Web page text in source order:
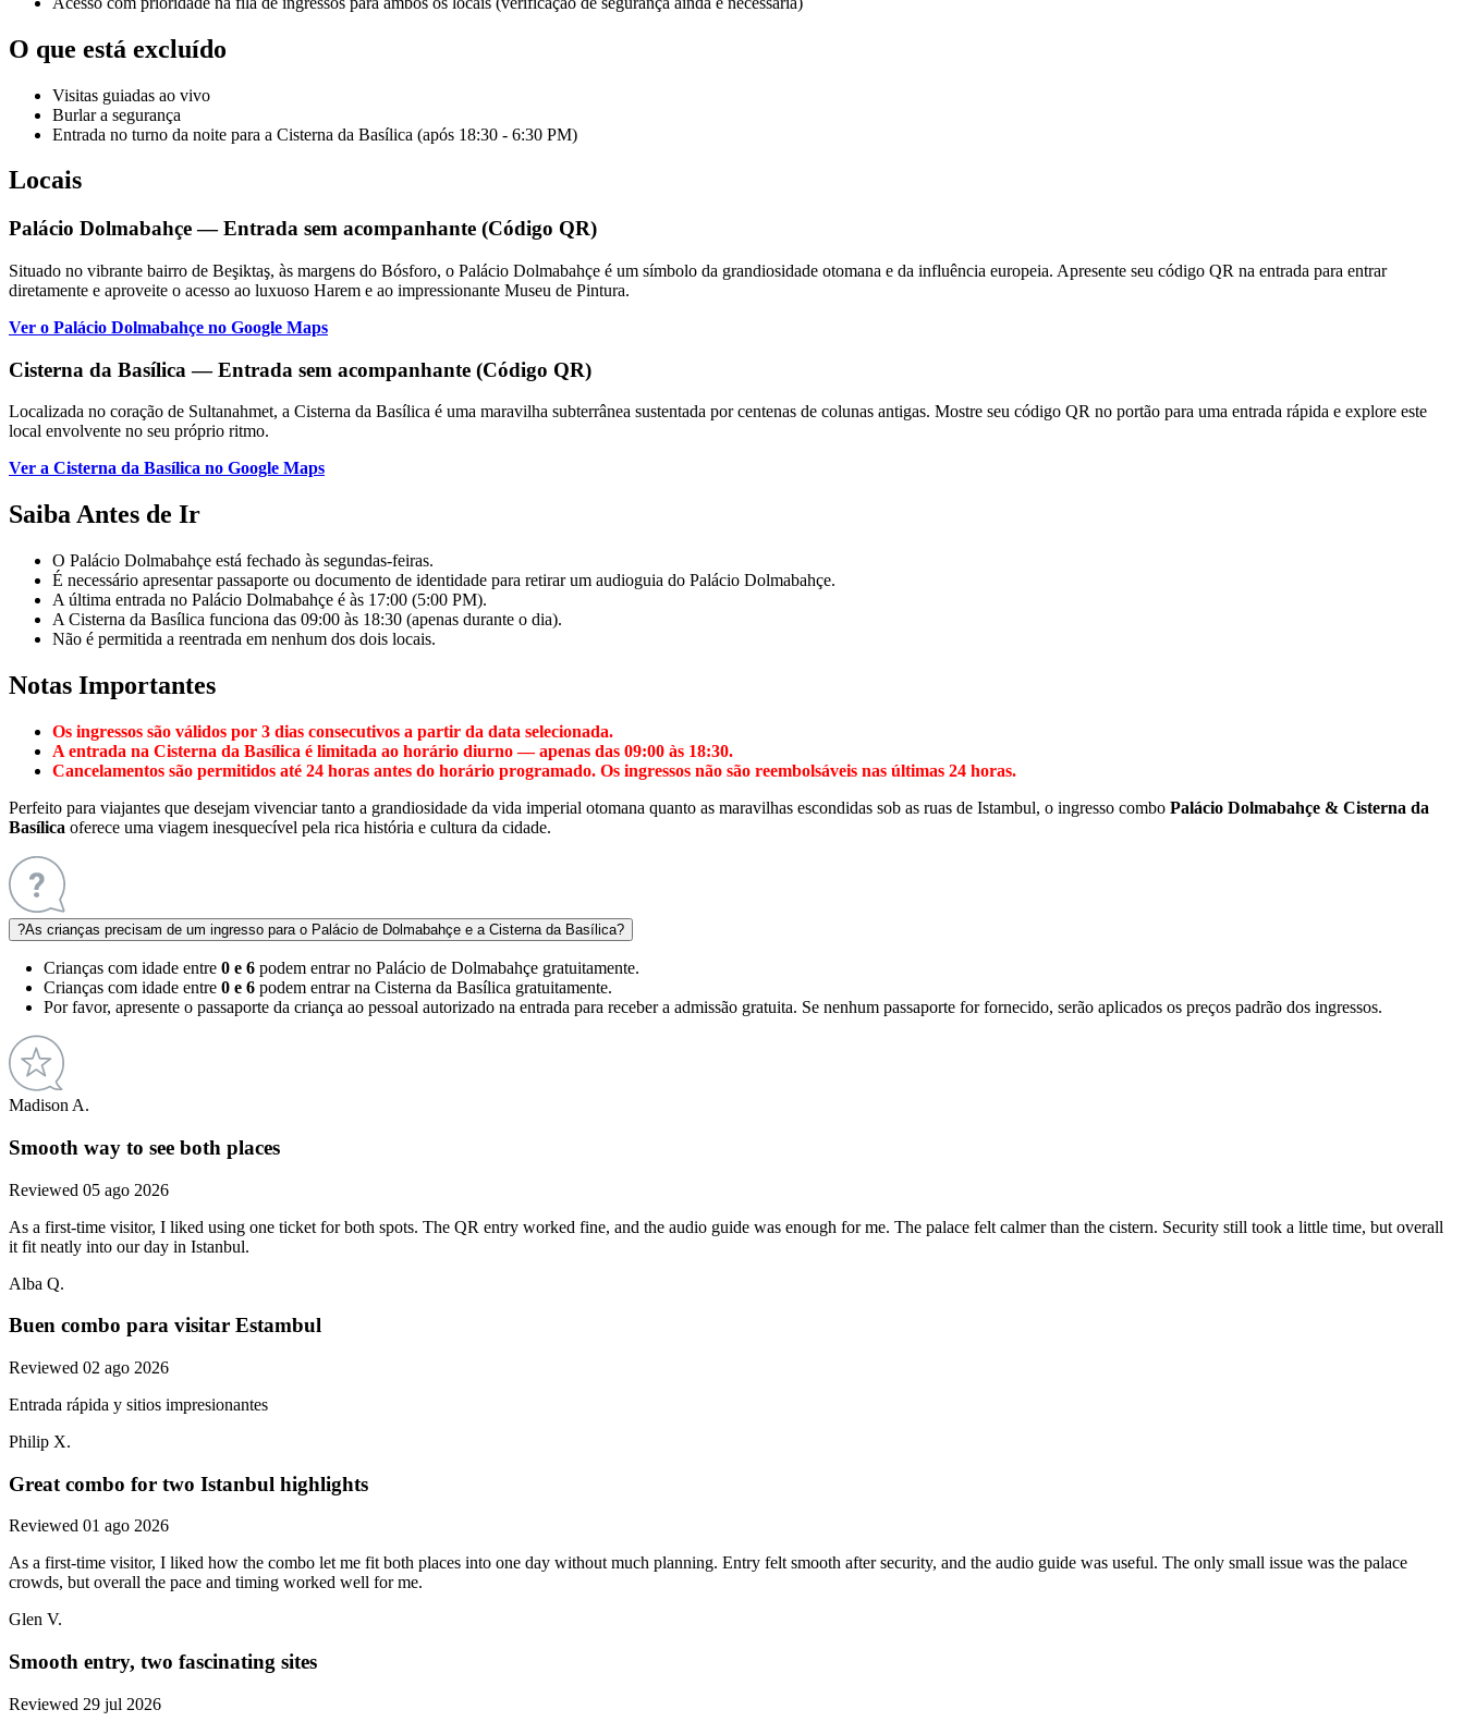
O que está excluído
Visitas guiadas ao vivo
Burlar a segurança
Entrada no turno da noite para a Cisterna da Basílica (após 18:30 - 6:30 PM)
Locais
Palácio Dolmabahçe — Entrada sem acompanhante (Código QR)
Situado no vibrante bairro de Beşiktaş, às margens do Bósforo, o Palácio Dolmabahçe é um símbolo da grandiosidade otomana e da influência europeia. Apresente seu código QR na entrada para entrar
diretamente e aproveite o acesso ao luxuoso Harem e ao impressionante Museu de Pintura.
Ver o Palácio Dolmabahçe no Google Maps
Cisterna da Basílica — Entrada sem acompanhante (Código QR)
Localizada no coração de Sultanahmet, a Cisterna da Basílica é uma maravilha subterrânea sustentada por centenas de colunas antigas. Mostre seu código QR no portão para uma entrada rápida e explore este
local envolvente no seu próprio ritmo.
Ver a Cisterna da Basílica no Google Maps
Saiba Antes de Ir
O Palácio Dolmabahçe está fechado às segundas-feiras.
É necessário apresentar passaporte ou documento de identidade para retirar um audioguia do Palácio Dolmabahçe.
A última entrada no Palácio Dolmabahçe é às 17:00 (5:00 PM).
A Cisterna da Basílica funciona das 09:00 às 18:30 (apenas durante o dia).
Não é permitida a reentrada em nenhum dos dois locais.
Notas Importantes
Os ingressos são válidos por 3 dias consecutivos a partir da data selecionada.
A entrada na Cisterna da Basílica é limitada ao horário diurno — apenas das 09:00 às 18:30.
Cancelamentos são permitidos até 24 horas antes do horário programado. Os ingressos não são reembolsáveis nas últimas 24 horas.
Perfeito para viajantes que desejam vivenciar tanto a grandiosidade da vida imperial otomana quanto as maravilhas escondidas sob as ruas de Istambul, o ingresso combo Palácio Dolmabahçe & Cisterna da
Basílica oferece uma viagem inesquecível pela rica história e cultura da cidade.
?As crianças precisam de um ingresso para o Palácio de Dolmabahçe e a Cisterna da Basílica?
Crianças com idade entre 0 e 6 podem entrar no Palácio de Dolmabahçe gratuitamente.
Crianças com idade entre 0 e 6 podem entrar na Cisterna da Basílica gratuitamente.
Por favor, apresente o passaporte da criança ao pessoal autorizado na entrada para receber a admissão gratuita. Se nenhum passaporte for fornecido, serão aplicados os preços padrão dos ingressos.
Madison A.
Smooth way to see both places
Reviewed 05 ago 2026
As a first-time visitor, I liked using one ticket for both spots. The QR entry worked fine, and the audio guide was enough for me. The palace felt calmer than the cistern. Security still took a little time, but overall
it fit neatly into our day in Istanbul.
Alba Q.
Buen combo para visitar Estambul
Reviewed 02 ago 2026
Entrada rápida y sitios impresionantes
Philip X.
Great combo for two Istanbul highlights
Reviewed 01 ago 2026
As a first-time visitor, I liked how the combo let me fit both places into one day without much planning. Entry felt smooth after security, and the audio guide was useful. The only small issue was the palace
crowds, but overall the pace and timing worked well for me.
Glen V.
Smooth entry, two fascinating sites
Reviewed 29 jul 2026